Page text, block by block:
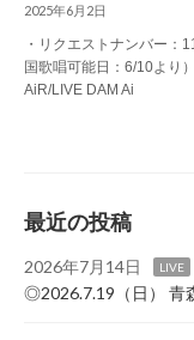
2025年6月2日
・リクエストナンバー：
国歌唱可能日：6/10より
AiR/LIVE DAM Ai
最近の投稿
2026年7月14日 LIVE
◎2026.7.19（日） 青